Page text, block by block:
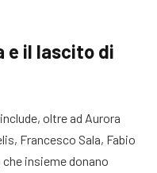
e il lascito di
oltre ad Aurora
Francesco Sala, Fabio
insieme donano